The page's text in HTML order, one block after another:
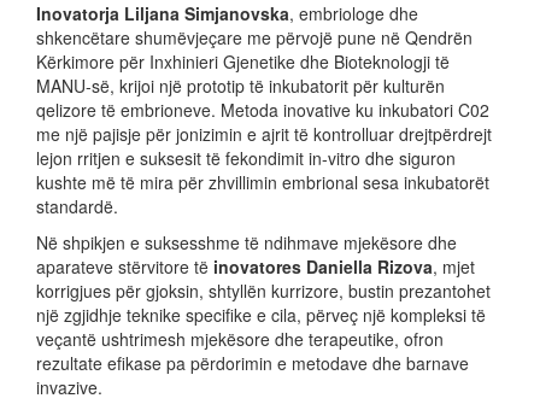
Inovatorja Liljana Simjanovska, embriologe dhe
shkencëtare shumëvjeçare me përvojë pune në Qendrën
Kërkimore për Inxhinieri Gjenetike dhe Bioteknologji të
MANU-së, krijoi një prototip të inkubatorit për kulturën
qelizore të embrioneve. Metoda inovative ku inkubatori C02
me një pajisje për jonizimin e ajrit të kontrolluar drejtpërdrejt
lejon rritjen e suksesit të fekondimit in-vitro dhe siguron
kushte më të mira për zhvillimin embrional sesa inkubatorët
standardë.
Në shpikjen e suksesshme të ndihmave mjekësore dhe
aparateve stërvitore të inovatores Daniella Rizova, mjet
korrigjues për gjoksin, shtyllën kurrizore, bustin prezantohet
një zgjidhje teknike specifike e cila, përveç një kompleksi të
veçantë ushtrimesh mjekësore dhe terapeutike, ofron
rezultate efikase pa përdorimin e metodave dhe barnave
invazive.